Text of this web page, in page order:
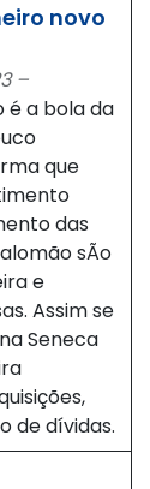
novo
–
é a bola da
que
das
sÃo
e
Assim se
Seneca
de dívidas.